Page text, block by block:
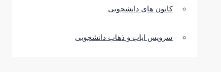
کانون های دانشجویی
سرویس ایاب و ذهاب دانشجویی